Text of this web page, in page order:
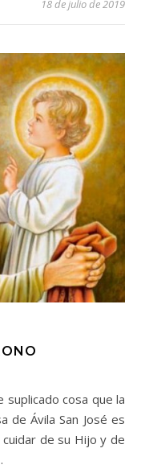
18 de julio de 2019
de Ávila San José es
de su Hijo y de